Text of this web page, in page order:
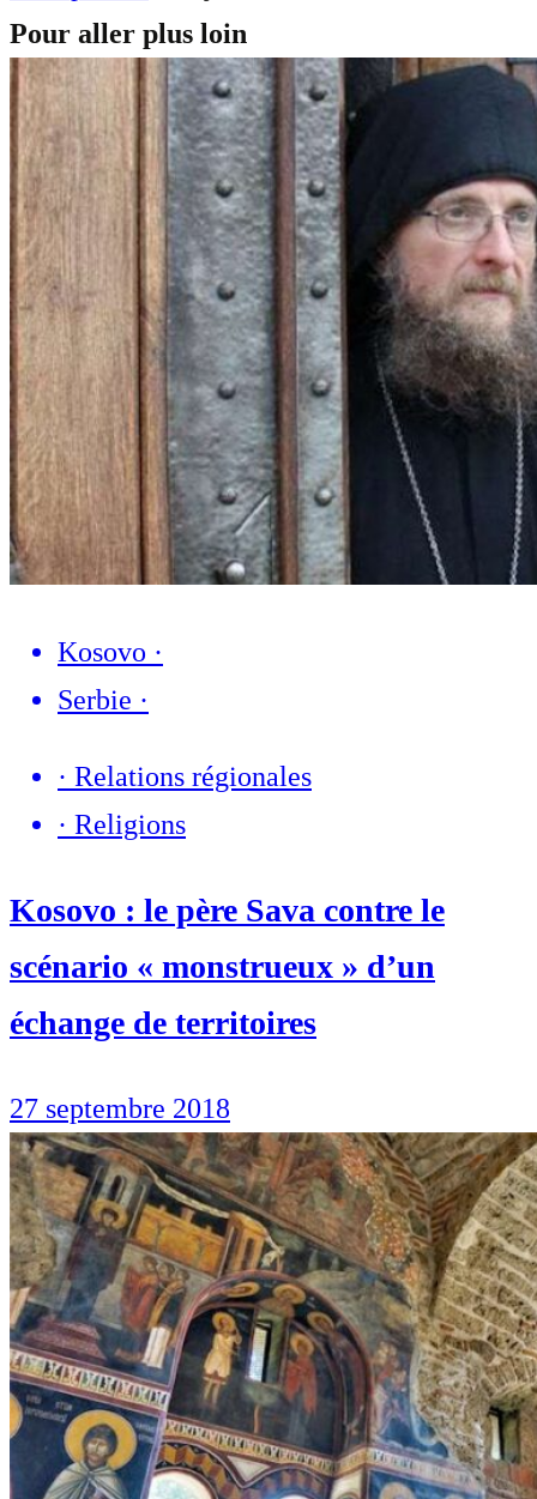
Pour aller plus loin
Kosovo ·
Serbie ·
· Relations régionales
· Religions
Kosovo : le père Sava contre le
scénario « monstrueux » d’un
échange de territoires
27 septembre 2018